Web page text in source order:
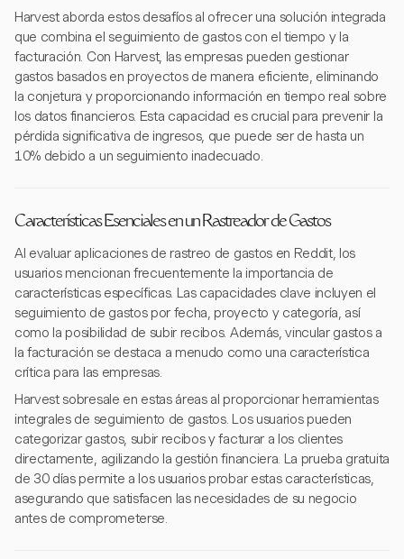
Harvest aborda estos desafíos al ofrecer una solución integrada
que combina el seguimiento de gastos con el tiempo y la
facturación. Con Harvest, las empresas pueden gestionar
gastos basados en proyectos de manera eficiente, eliminando
la conjetura y proporcionando información en tiempo real sobre
los datos financieros. Esta capacidad es crucial para prevenir la
pérdida significativa de ingresos, que puede ser de hasta un
10% debido a un seguimiento inadecuado.
Características Esenciales en un Rastreador de Gastos
Al evaluar aplicaciones de rastreo de gastos en Reddit, los
usuarios mencionan frecuentemente la importancia de
características específicas. Las capacidades clave incluyen el
seguimiento de gastos por fecha, proyecto y categoría, así
como la posibilidad de subir recibos. Además, vincular gastos a
la facturación se destaca a menudo como una característica
crítica para las empresas.
Harvest sobresale en estas áreas al proporcionar herramientas
integrales de seguimiento de gastos. Los usuarios pueden
categorizar gastos, subir recibos y facturar a los clientes
directamente, agilizando la gestión financiera. La prueba gratuita
de 30 días permite a los usuarios probar estas características,
asegurando que satisfacen las necesidades de su negocio
antes de comprometerse.